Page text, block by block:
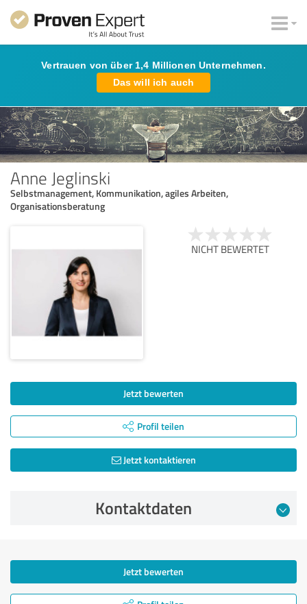
Vertrauen von über 1,4 Millionen Unternehmen.
Das will ich auch
Anne Jeglinski
Selbstmanagement, Kommunikation, agiles Arbeiten,
Organisationsberatung
NICHT BEWERTET
Jetzt bewerten
Profil teilen
Jetzt kontaktieren
Kontaktdaten
Jetzt bewerten